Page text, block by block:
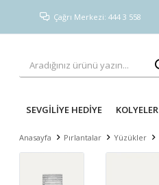
Çağrı Merkezi: 444 3 558
SEVGİLİYE HEDİYE KOLYELER
Anasayfa Pırlantalar Yüzükler